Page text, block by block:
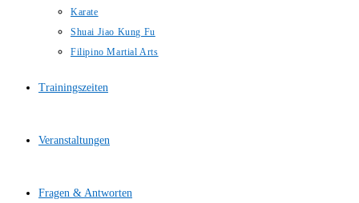
Karate
Shuai Jiao Kung Fu
Filipino Martial Arts
Trainingszeiten
Veranstaltungen
Fragen & Antworten